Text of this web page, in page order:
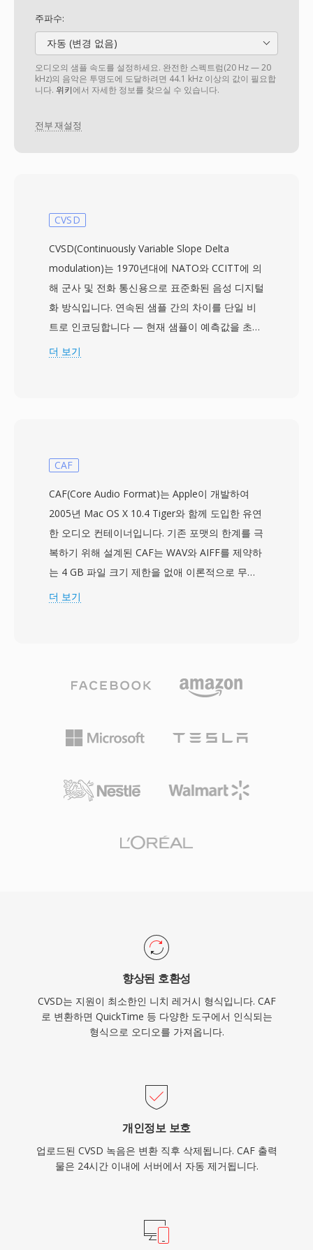
주파수:
자동 (변경 없음)
오디오의 샘플 속도를 설정하세요. 완전한 스펙트럼(20 Hz — 20
kHz)의 음악은 투명도에 도달하려면 44.1 kHz 이상의 값이 필요합
니다. 위키에서 자세한 정보를 찾으실 수 있습니다.
전부 재설정
CVSD
CVSD(Continuously Variable Slope Delta
modulation)는 1970년대에 NATO와 CCITT에 의
해 군사 및 전화 통신용으로 표준화된 음성 디지털
화 방식입니다. 연속된 샘플 간의 차이를 단일 비
트로 인코딩합니다 — 현재 샘플이 예측값을 초과
하면 1, 아니면 0 — 동시에 음절 압신 필터가 동
디코딩할 수 있으며, 원래 전용 집적 회로에 내장
코더와 디코더에 최소한의 리소스만 필요하여 저
전력 임베디드 하드웨어에서 실시간 처리가 가능
합니다. 노이즈 환경에서의 견고성은 또 다른 강점
으로, 단일 비트 오류가 전체 프레임이 아닌 로컬
샘플에만 영향을 미칩니다. SoX는 소프트웨어 인
코딩 및 디코딩 지원을 제공하여 현대 시스템이 군
더 보기
CAF
CAF(Core Audio Format)는 Apple이 개발하여
2005년 Mac OS X 10.4 Tiger와 함께 도입한 유연
한 오디오 컨테이너입니다. 기존 포맷의 한계를 극
복하기 위해 설계된 CAF는 WAV와 AIFF를 제약하
는 4 GB 파일 크기 제한을 없애 이론적으로 무제
한 길이를 지원합니다. 이 컨테이너는 AAC, ALAC,
장합니다. 핵심 장점은 초장시간 녹음 처리입니다:
간의 연속 오디오를 캡처할 수 있습니다. 유연한
코덱 지원은 또 다른 강점으로, 고해상도 24비
나의 컨테이너로 처리 가능합니다. Apple의 Core
전문 애플리케이션에서 저지연 재생을 보장합니
더 보기
향상된 호환성
CVSD는 지원이 최소한인 니치 레거시 형식입니다. CAF
로 변환하면 QuickTime 등 다양한 도구에서 인식되는
형식으로 오디오를 가져옵니다.
개인정보 보호
업로드된 CVSD 녹음은 변환 직후 삭제됩니다. CAF 출력
물은 24시간 이내에 서버에서 자동 제거됩니다.